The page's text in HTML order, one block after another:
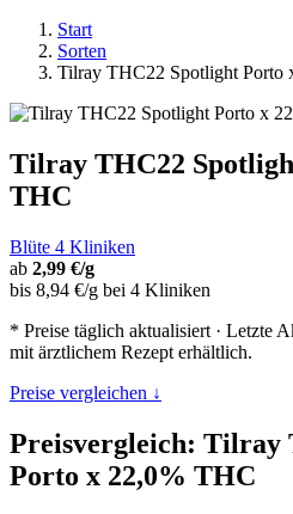
Start
Sorten
Tilray THC22 Spotlight Porto
Tilray THC22
THC
Blüte 4 Kliniken
ab 2,99 €/g
bis 8,94 €/g bei 4 Kliniken
* Preise täglich aktualisiert · Letzte
mit ärztlichem Rezept erhältlich.
Preise vergleichen ↓
Preisvergleich: Tilray
Porto x 22,0% THC